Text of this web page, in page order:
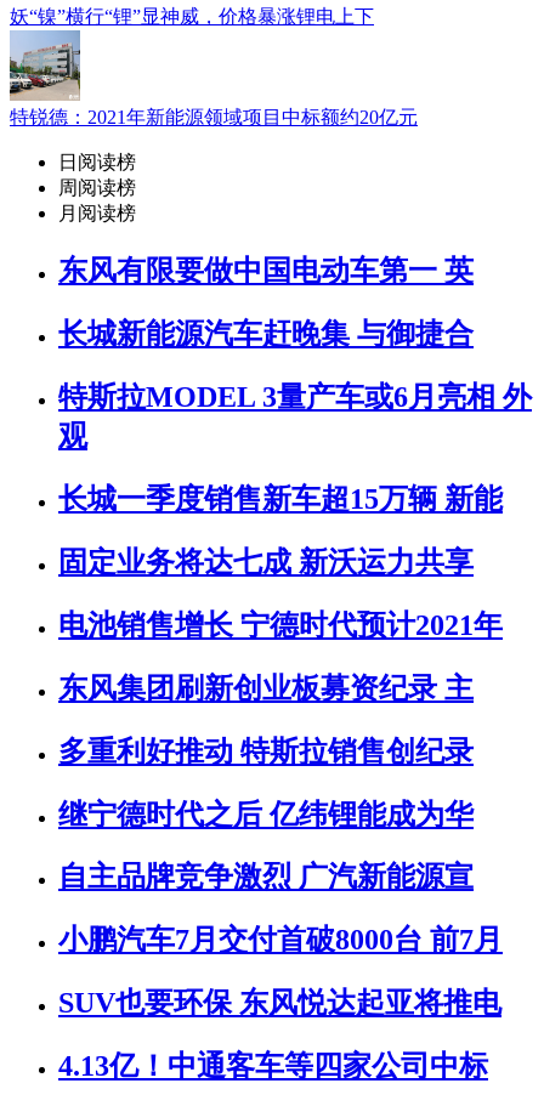
妖“镍”横行“锂”显神威，价格暴涨锂电上下
特锐德：2021年新能源领域项目中标额约20亿元
日阅读榜
周阅读榜
月阅读榜
东风有限要做中国电动车第一 英
长城新能源汽车赶晚集 与御捷合
特斯拉MODEL 3量产车或6月亮相 外
观
长城一季度销售新车超15万辆 新能
固定业务将达七成 新沃运力共享
电池销售增长 宁德时代预计2021年
东风集团刷新创业板募资纪录 主
多重利好推动 特斯拉销售创纪录
继宁德时代之后 亿纬锂能成为华
自主品牌竞争激烈 广汽新能源宣
小鹏汽车7月交付首破8000台 前7月
SUV也要环保 东风悦达起亚将推电
4.13亿！中通客车等四家公司中标